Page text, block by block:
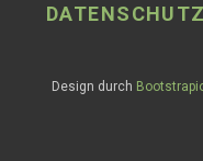
Design durch